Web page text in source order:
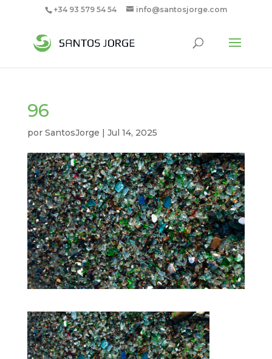
+34 93 579 54 54 info@santosjorge.com
96
por SantosJorge | Jul 14, 2025